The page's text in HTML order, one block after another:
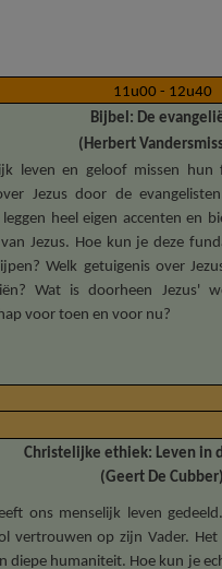
11u00 - 12u40
Bijbel: De
(Herbert
leven en geloof missen
Jezus door de
heel eigen accenten en
Jezus. Hoe kun je deze
Welk getuigenis over
Wat is doorheen Jezus'
voor toen en voor nu?
Christelijke ethiek: Leven in
(Geert De Cubber)
ons menselijk leven
vertrouwen op zijn Vader. Het
diepe humaniteit. Hoe kun je